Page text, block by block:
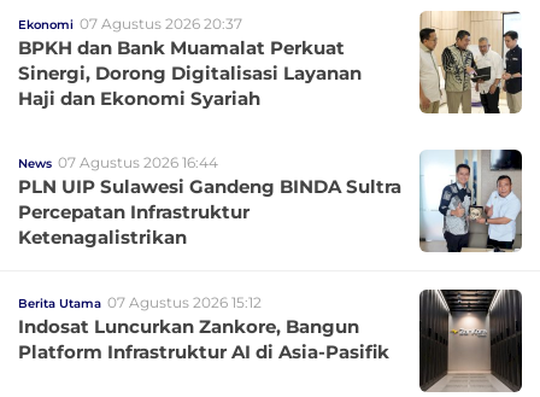
Ekonomi 07 Agustus 2026 20:37
BPKH dan Bank Muamalat Perkuat
Sinergi, Dorong Digitalisasi Layanan
Haji dan Ekonomi Syariah
News 07 Agustus 2026 16:44
PLN UIP Sulawesi Gandeng BINDA Sultra
Percepatan Infrastruktur
Ketenagalistrikan
Berita Utama 07 Agustus 2026 15:12
Indosat Luncurkan Zankore, Bangun
Platform Infrastruktur AI di Asia-Pasifik